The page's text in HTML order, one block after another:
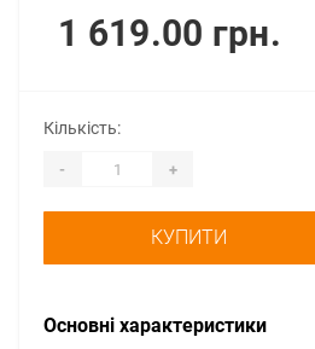
1 619.00 грн.
Основні характеристики
Кількість:
- +
КУПИТИ